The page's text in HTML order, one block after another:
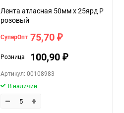
Лента атласная 50мм х 25ярд Р
розовый
СуперОпт 75,70 ₽
Розница 100,90 ₽
Артикул: 00108983
В наличии